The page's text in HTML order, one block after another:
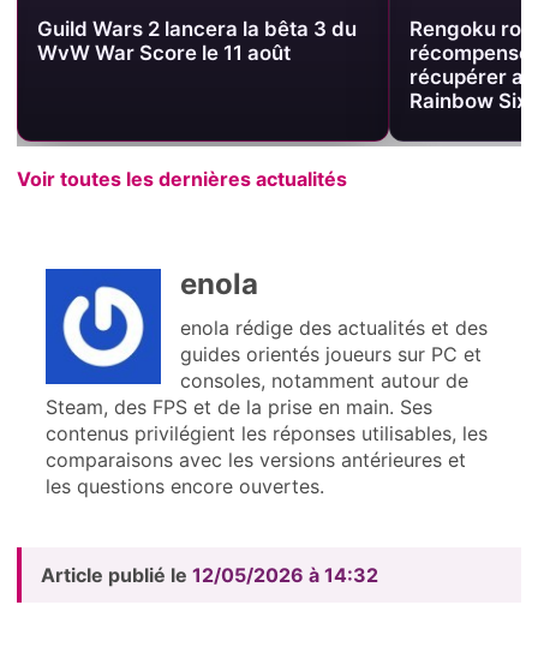
Guild Wars 2 lancera la bêta 3 du
WvW War Score le 11 août
Rengoku
récupérer
Rainbow Six
Voir toutes les dernières actualités
enola
enola rédige des actualités et des
guides orientés joueurs sur PC et
consoles, notamment autour de
Steam, des FPS et de la prise en main. Ses
contenus privilégient les réponses utilisables, les
comparaisons avec les versions antérieures et
les questions encore ouvertes.
Article publié le 12/05/2026 à 14:32